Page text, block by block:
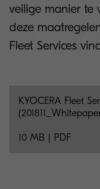
veilige manier te
deze
Fleet Services
KYOCERA Fleet
10 MB | PDF